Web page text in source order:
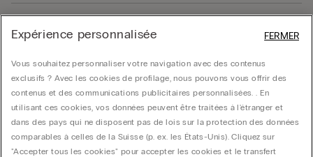
Service client
Données légales
Expérience personnalisée
Vous souhaitez personnaliser votre navigation avec des contenus
exclusifs ? Avec les cookies de profilage, nous pouvons vous offrir des
contenus et des communications publicitaires personnalisées. . En
utilisant ces cookies, vos données peuvent être traitées à l'étranger et
dans des pays qui ne disposent pas de lois sur la protection des données
comparables à celles de la Suisse (p. ex. les États-Unis). Cliquez sur
"Accepter tous les cookies" pour accepter les cookies et le transfert
FERMER